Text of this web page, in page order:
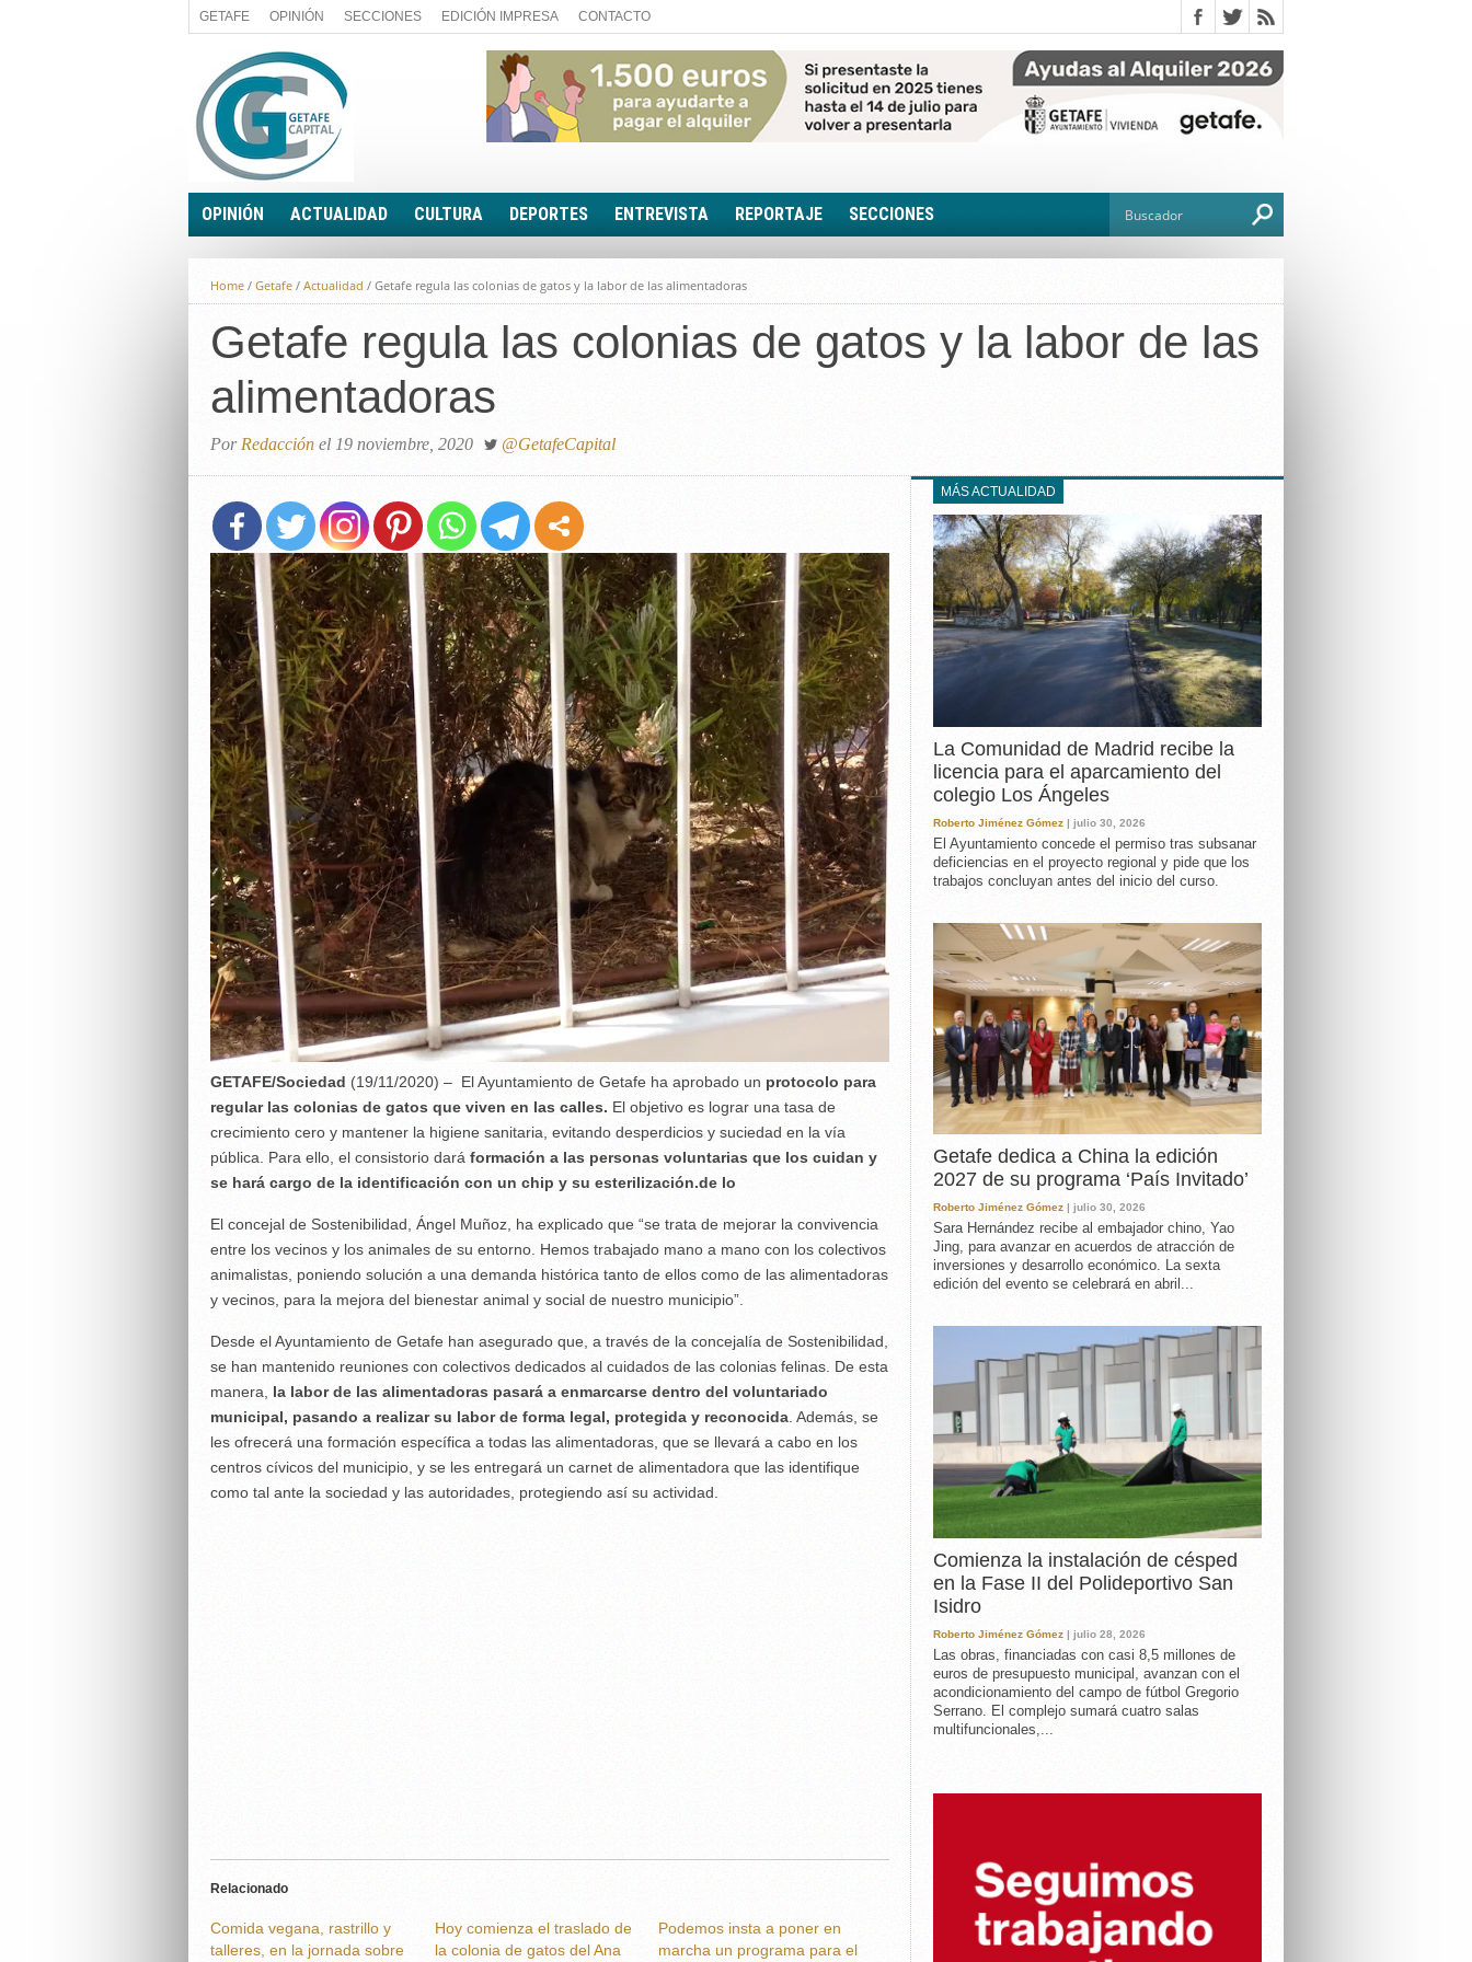
GETAFE OPINIÓN SECCIONES EDICIÓN IMPRESA CONTACTO
OPINIÓN
A FIN DE CUENTAS
PALABRA DE CONCEJAL
LA PIEDRA DE SÍSIFO
EL SACAPUNTAS
TODAS LAS BANDERAS
ROTAS
ACTUALIDAD
POLÍTICA
ECONOMÍA
SOCIEDAD
BREVES
CULTURA DEPORTES ENTREVISTA REPORTAJE SECCIONES
FOTONOTICIA
LOOK TOTAL
RINCÓN PSICOLÓGICO
LA VOZ DE LA
EXPERIENCIA
IN MEMORIAM
MEMORIA RECUPERADA
UN MINUTO EN EL
MUSEO
VARIOS
Home / Getafe / Actualidad / Getafe regula las colonias de gatos y la labor de las alimentadoras
Getafe regula las colonias de gatos y la labor de las
alimentadoras
Por Redacción el 19 noviembre, 2020 @GetafeCapital
GETAFE/Sociedad (19/11/2020) – El Ayuntamiento de Getafe ha aprobado un protocolo para
regular las colonias de gatos que viven en las calles. El objetivo es lograr una tasa de
crecimiento cero y mantener la higiene sanitaria, evitando desperdicios y suciedad en la vía
pública. Para ello, el consistorio dará formación a las personas voluntarias que los cuidan y
se hará cargo de la identificación con un chip y su esterilización.de lo
El concejal de Sostenibilidad, Ángel Muñoz, ha explicado que “se trata de mejorar la convivencia
entre los vecinos y los animales de su entorno. Hemos trabajado mano a mano con los colectivos
animalistas, poniendo solución a una demanda histórica tanto de ellos como de las alimentadoras
y vecinos, para la mejora del bienestar animal y social de nuestro municipio”.
Desde el Ayuntamiento de Getafe han asegurado que, a través de la concejalía de Sostenibilidad,
se han mantenido reuniones con colectivos dedicados al cuidados de las colonias felinas. De esta
manera, la labor de las alimentadoras pasará a enmarcarse dentro del voluntariado
municipal, pasando a realizar su labor de forma legal, protegida y reconocida . Además, se
les ofrecerá una formación específica a todas las alimentadoras, que se llevará a cabo en los
centros cívicos del municipio, y se les entregará un carnet de alimentadora que las identifique
como tal ante la sociedad y las autoridades, protegiendo así su actividad.
Relacionado
Comida vegana, rastrillo y
talleres, en la jornada sobre
Hoy comienza el traslado de
la colonia de gatos del Ana
Podemos insta a poner en
marcha un programa para el
MÁS ACTUALIDAD
La Comunidad de Madrid recibe la
licencia para el aparcamiento del
colegio Los Ángeles
Roberto Jiménez Gómez | julio 30, 2026
El Ayuntamiento concede el permiso tras subsanar
deficiencias en el proyecto regional y pide que los
trabajos concluyan antes del inicio del curso.
Getafe dedica a China la edición
2027 de su programa ‘País Invitado’
Roberto Jiménez Gómez | julio 30, 2026
Sara Hernández recibe al embajador chino, Yao
Jing, para avanzar en acuerdos de atracción de
inversiones y desarrollo económico. La sexta
edición del evento se celebrará en abril...
Comienza la instalación de césped
en la Fase II del Polideportivo San
Isidro
Roberto Jiménez Gómez | julio 28, 2026
Las obras, financiadas con casi 8,5 millones de
euros de presupuesto municipal, avanzan con el
acondicionamiento del campo de fútbol Gregorio
Serrano. El complejo sumará cuatro salas
multifuncionales,...